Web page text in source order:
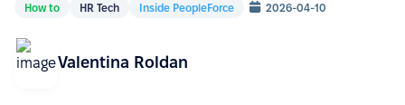
How to HR Tech Inside PeopleForce 2026-04-10
Valentina Roldan